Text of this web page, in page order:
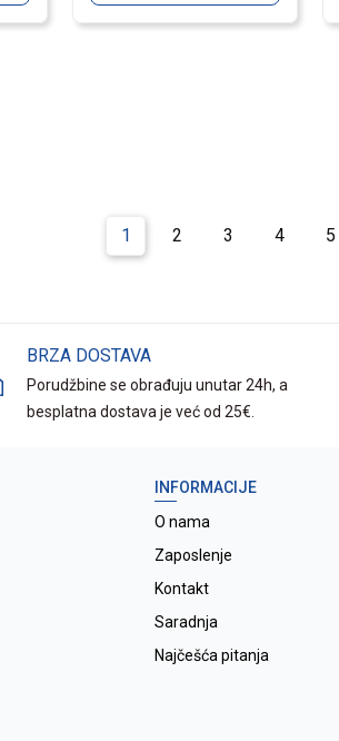
1 2 3 4 5
BRZA DOSTAVA
Porudžbine se obrađuju unutar 24h, a
besplatna dostava je već od 25€.
INFORMACIJE
O nama
Zaposlenje
Kontakt
Saradnja
Najčešća pitanja